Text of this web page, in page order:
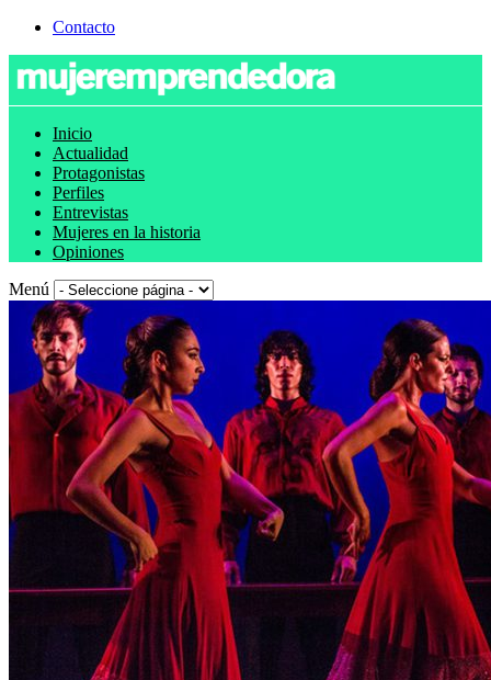
Contacto
Inicio
Actualidad
Protagonistas
Perfiles
Entrevistas
Mujeres en la historia
Opiniones
Menú